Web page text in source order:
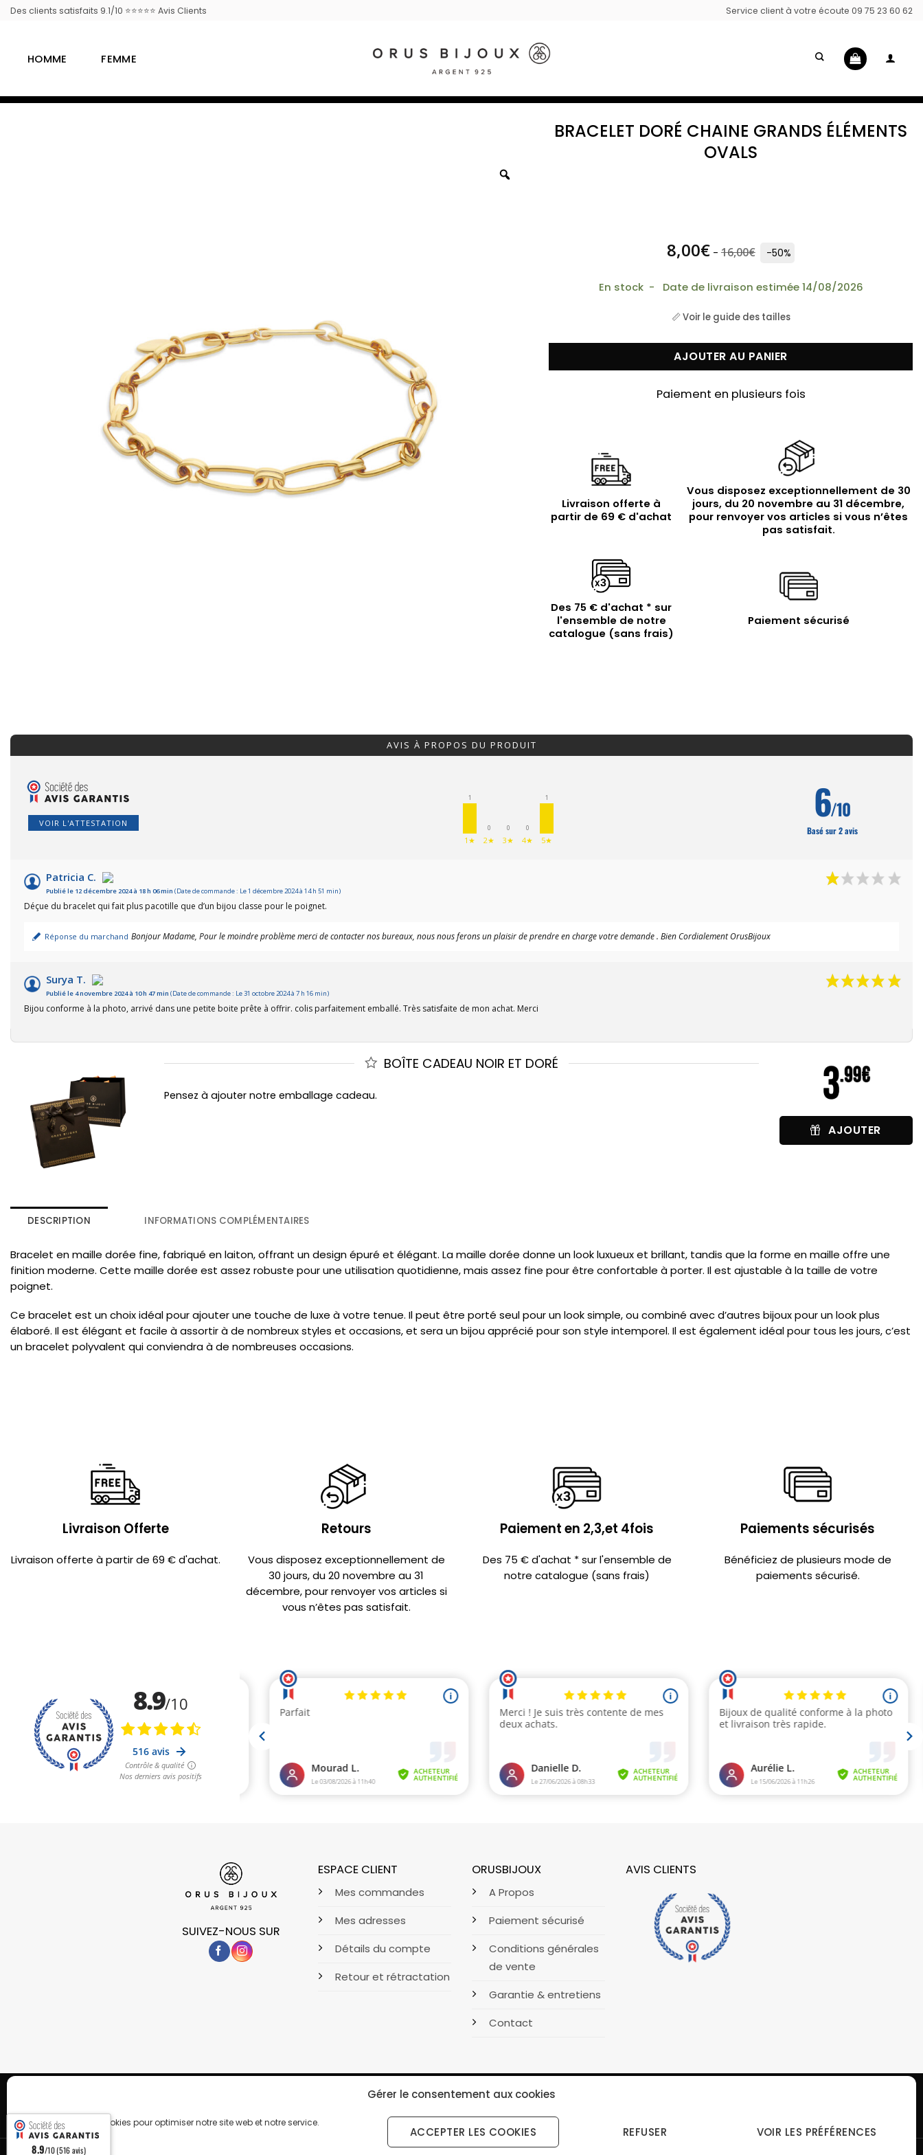
Gérer le consentement aux cookies
Nous utilisons des cookies pour optimiser notre site web et notre service.
ACCEPTER LES COOKIES REFUSER VOIR LES PRÉFÉRENCES
Passer
Des clients satisfaits 9.1/10 ⭐⭐⭐⭐⭐ Avis Clients Service client à votre écoute 09 75 23 60 62
HOMME FEMME
BRACELET DORÉ CHAINE GRANDS ÉLÉMENTS
OVALS
8,00€ - 16,00€ -50%
En stock - Date de livraison estimée 14/08/2026
📏 Voir le guide des tailles
AJOUTER AU PANIER
Paiement en plusieurs fois
Livraison offerte à
partir de 69 € d'achat
Vous disposez exceptionnellement de 30
jours, du 20 novembre au 31 décembre,
pour renvoyer vos articles si vous n’êtes
pas satisfait.
Des 75 € d'achat * sur
l'ensemble de notre
catalogue (sans frais)
Paiement sécurisé
AVIS À PROPOS DU PRODUIT
VOIR L'ATTESTATION
1
1★
0
2★
0
3★
0
4★
1
5★
6/10
Basé sur 2 avis
Patricia C.
Publié le 12 décembre 2024 à 18 h 06 min (Date de commande : Le 1 décembre 2024 à 14 h 51 min)
Déçue du bracelet qui fait plus pacotille que d’un bijou classe pour le poignet.
Réponse du marchand Bonjour Madame, Pour le moindre problème merci de contacter nos bureaux, nous nous ferons un plaisir de prendre en charge votre demande . Bien Cordialement OrusBijoux
Surya T.
Publié le 4 novembre 2024 à 10 h 47 min (Date de commande : Le 31 octobre 2024 à 7 h 16 min)
Bijou conforme à la photo, arrivé dans une petite boite prête à offrir. colis parfaitement emballé. Très satisfaite de mon achat. Merci
BOÎTE CADEAU NOIR ET DORÉ
Pensez à ajouter notre emballage cadeau.
AJOUTER
DESCRIPTION INFORMATIONS COMPLÉMENTAIRES
Bracelet en maille dorée fine, fabriqué en laiton, offrant un design épuré et élégant. La maille dorée donne un look luxueux et brillant, tandis que la forme en maille offre une
finition moderne. Cette maille dorée est assez robuste pour une utilisation quotidienne, mais assez fine pour être confortable à porter. Il est ajustable à la taille de votre
poignet.
Ce bracelet est un choix idéal pour ajouter une touche de luxe à votre tenue. Il peut être porté seul pour un look simple, ou combiné avec d’autres bijoux pour un look plus
élaboré. Il est élégant et facile à assortir à de nombreux styles et occasions, et sera un bijou apprécié pour son style intemporel. Il est également idéal pour tous les jours, c’est
un bracelet polyvalent qui conviendra à de nombreuses occasions.
Livraison Offerte
Livraison offerte à partir de 69 € d'achat.
Retours
Vous disposez exceptionnellement de
30 jours, du 20 novembre au 31
décembre, pour renvoyer vos articles si
vous n’êtes pas satisfait.
Paiement en 2,3,et 4fois
Des 75 € d'achat * sur l'ensemble de
notre catalogue (sans frais)
Paiements sécurisés
Bénéficiez de plusieurs mode de
paiements sécurisé.
SUIVEZ-NOUS SUR
ESPACE CLIENT
Mes commandes
Mes adresses
Détails du compte
Retour et rétractation
ORUSBIJOUX
A Propos
Paiement sécurisé
Conditions générales
de vente
Garantie & entretiens
Contact
AVIS CLIENTS
BP90032, 13600 La Ciotat, France - Téléphone : 09.75.23.60.62
8.9/10 (516 avis)